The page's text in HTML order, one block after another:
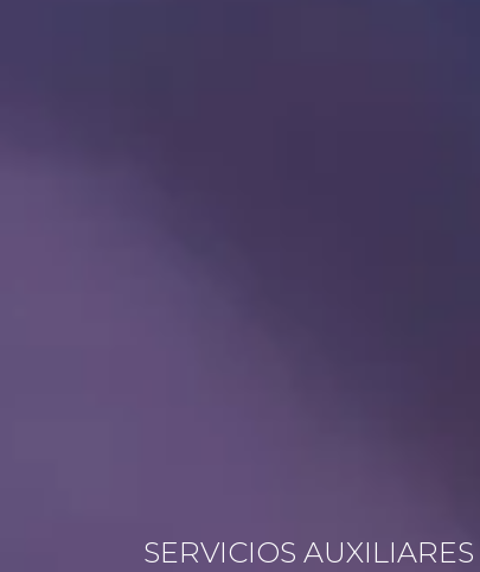
SERVICIOS AUXILIARES